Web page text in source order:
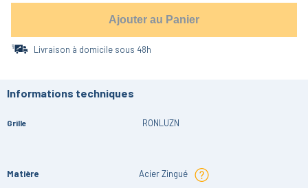
Ajouter au Panier
Livraison à domicile sous 48h
Informations techniques
Grille RONLUZN
Matière Acier Zingué